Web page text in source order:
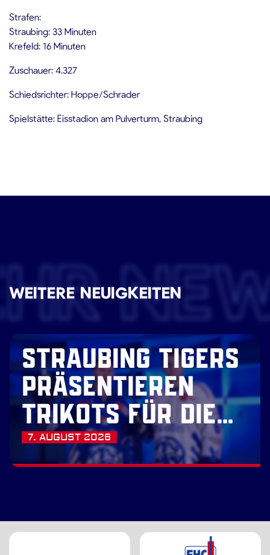
Strafen:
Straubing: 33 Minuten
Krefeld: 16 Minuten
Zuschauer: 4.327
Schiedsrichter: Hoppe/Schrader
Spielstätte: Eisstadion am Pulverturm, Straubing
WEITERE NEUIGKEITEN
STRAUBING TIGERS
PRÄSENTIEREN
TRIKOTS FÜR DIE
SAISON 2026/27
7. AUGUST 2026